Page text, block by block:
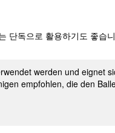
단독으로 활용하기도 좋습
werden und eignet
empfohlen, die den